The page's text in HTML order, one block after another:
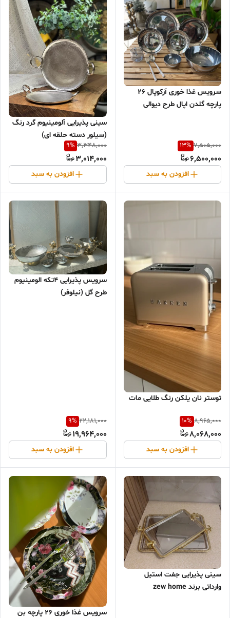
سرویس غذا خوری آرکوپال ۲۶
پارچه گلدن اپال طرح دیوالی
7,505,000
13%
6,500,000
افزودن به سبد
سینی پذیرایی آلومینیوم گرد رنگ
(سیلور دسته حلقه ای)
3,348,000
9%
3,014,000
افزودن به سبد
توستر نان یلکن رنگ طلایی مات
8,965,000
10%
8,068,000
افزودن به سبد
سرویس پذیرایی ۴تکه الومینیوم
طرح گل (نیلوفر)
22,181,000
9%
19,964,000
افزودن به سبد
سینی پذیرایی جفت استیل
وارداتی برند zew home
سرویس غذا خوری ۲۶ پارچه بن